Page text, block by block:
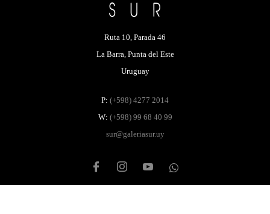
Ruta 10, Parada 46
La Barra, Punta del Este
Uruguay
P: (+598) 4277 2014
W: (+598) 99 68 40 99
sur@galeriasur.uy